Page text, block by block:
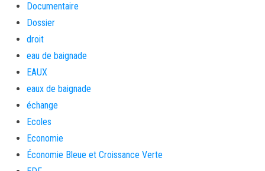
Documentaire
Dossier
droit
eau de baignade
EAUX
eaux de baignade
échange
Ecoles
Economie
Économie Bleue et Croissance Verte